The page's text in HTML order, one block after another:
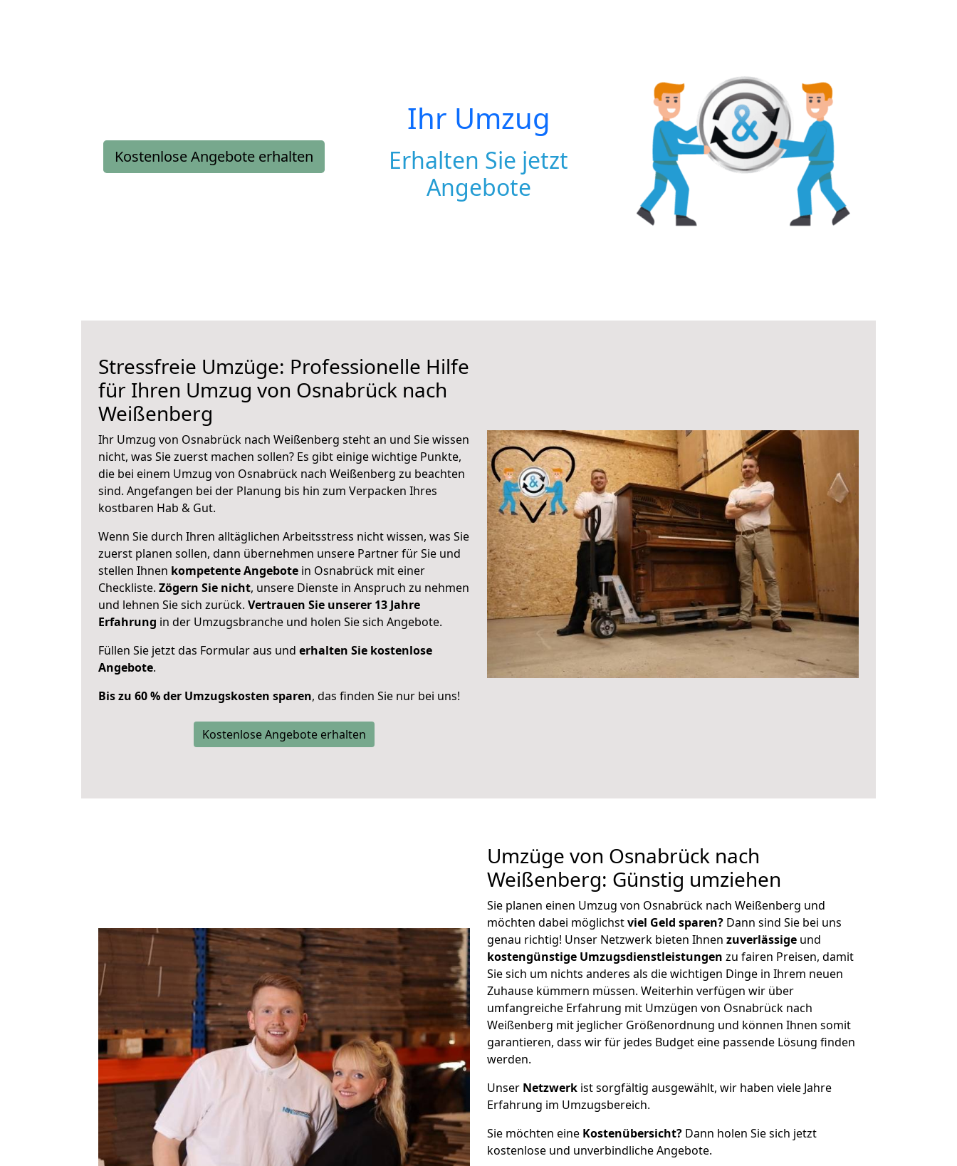
Kostenlose Angebote erhalten
Ihr Umzug
Erhalten Sie jetzt
Angebote
Stressfreie Umzüge: Professionelle Hilfe
für Ihren Umzug von Osnabrück nach
Weißenberg
Ihr Umzug von Osnabrück nach Weißenberg steht an und Sie wissen
nicht, was Sie zuerst machen sollen? Es gibt einige wichtige Punkte,
die bei einem Umzug von Osnabrück nach Weißenberg zu beachten
sind. Angefangen bei der Planung bis hin zum Verpacken Ihres
kostbaren Hab & Gut.
Wenn Sie durch Ihren alltäglichen Arbeitsstress nicht wissen, was Sie
zuerst planen sollen, dann übernehmen unsere Partner für Sie und
stellen Ihnen kompetente Angebote in Osnabrück mit einer
Checkliste. Zögern Sie nicht, unsere Dienste in Anspruch zu nehmen
und lehnen Sie sich zurück. Vertrauen Sie unserer 13 Jahre
Erfahrung in der Umzugsbranche und holen Sie sich Angebote.
Füllen Sie jetzt das Formular aus und erhalten Sie kostenlose
Angebote.
Bis zu 60 % der Umzugskosten sparen, das finden Sie nur bei uns!
Kostenlose Angebote erhalten
Umzüge von Osnabrück nach
Weißenberg: Günstig umziehen
Sie planen einen Umzug von Osnabrück nach Weißenberg und
möchten dabei möglichstviel Geld sparen? Dann sind Sie bei uns
genau richtig! Unser Netzwerk bieten Ihnen zuverlässige und
kostengünstige Umzugsdienstleistungen zu fairen Preisen, damit
Sie sich um nichts anderes als die wichtigen Dinge in Ihrem neuen
Zuhause kümmern müssen. Weiterhin verfügen wir über
umfangreiche Erfahrung mit Umzügen von Osnabrück nach
Weißenberg mit jeglicher Größenordnung und können Ihnen somit
garantieren, dass wir für jedes Budget eine passende Lösung finden
werden.
Unser Netzwerk ist sorgfältig ausgewählt, wir haben viele Jahre
Erfahrung im Umzugsbereich.
Sie möchten eine Kostenübersicht? Dann holen Sie sich jetzt
kostenlose und unverbindliche Angebote.